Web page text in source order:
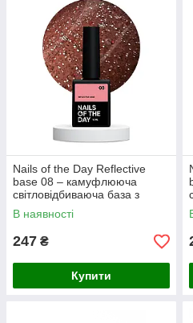
Nails of the Day Reflective
base 08 – камуфлююча
світловідбиваюча база з
шиммером (персикова), 10
мл
В наявності
247 ₴
Купити